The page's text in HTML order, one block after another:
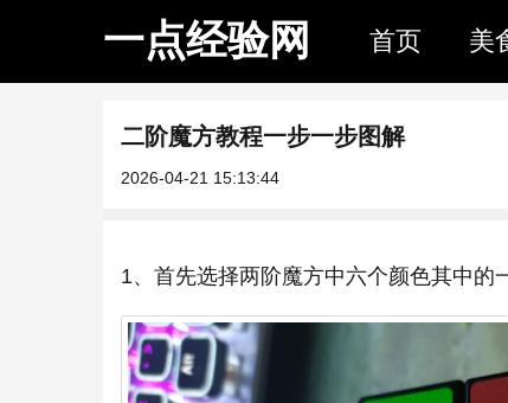
一点经验网 首页 美
二阶魔方教程一步一步图解
2026-04-21 15:13:44
1、首先选择两阶魔方中六个颜色其中的